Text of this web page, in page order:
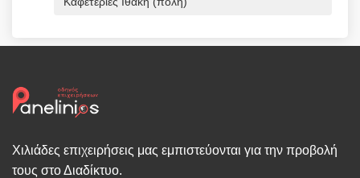
Χιλιάδες επιχειρήσεις μας εμπιστεύονται για την προβολή
τους στο Διαδίκτυο.